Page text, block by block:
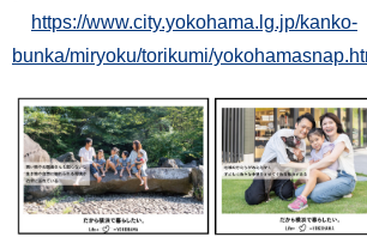
https://www.city.yokohama.lg.jp/kanko-
bunka/miryoku/torikumi/